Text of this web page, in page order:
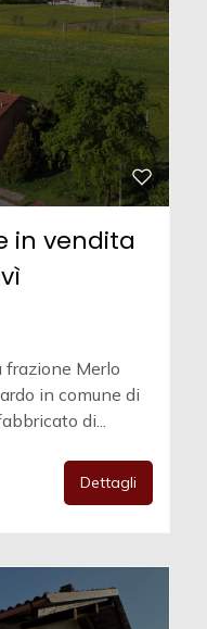
in vendita
frazione Merlo
in comune di
di...
Dettagli